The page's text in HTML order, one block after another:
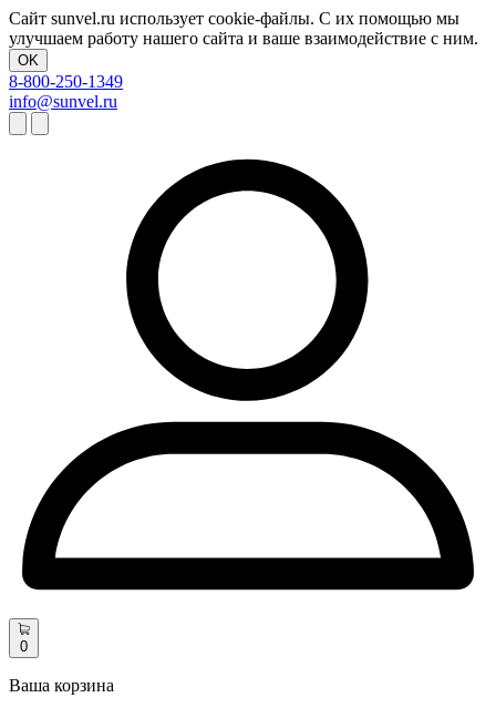
Сайт sunvel.ru использует cookie-файлы. С их помощью мы
улучшаем работу нашего сайта и ваше взаимодействие с ним.
OK
8-800-250-1349
info@sunvel.ru
0
Ваша корзина